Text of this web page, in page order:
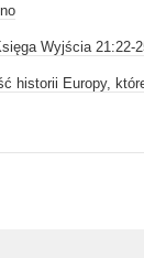
Wyjścia 21:22-
historii Europy,